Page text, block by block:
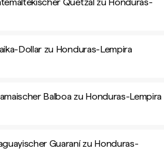
Dollar zu Honduras-Lempira
Balboa zu Honduras-Lempira
Guaraní zu Honduras-